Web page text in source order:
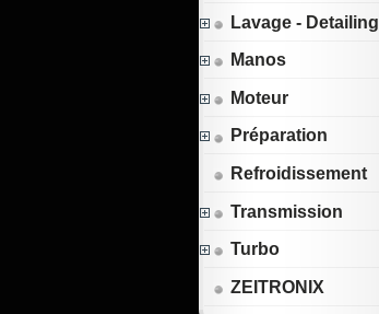
Lavage - Detailing
Manos
Moteur
Préparation
Refroidissement
Transmission
Turbo
ZEITRONIX